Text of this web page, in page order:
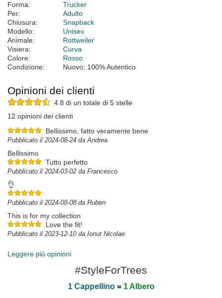
Forma:
Trucker
Per:
Adulto
Chiusura:
Snapback
Modello:
Unisex
Animale:
Rottweiler
Visiera:
Curva
Colore:
Rosso
Condizione:
Nuovo; 100% Autentico
Opinioni dei clienti
4.8 di un totale di 5 stelle
12 opinioni dei clienti
Bellissimo, fatto veramente bene
Pubblicato il 2024-08-24 da Andrea
Bellissimo
Tutto perfetto
Pubblicato il 2024-03-02 da Francesco
👌
Pubblicato il 2024-08-08 da Ruben
This is for my collection
Love the fit!
Pubblicato il 2023-12-10 da Ionut Nicolae
Leggere più opinioni
#StyleForTrees
1 Cappellino= 1 Albero